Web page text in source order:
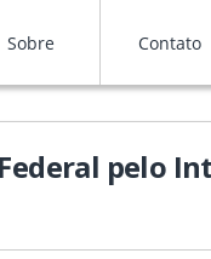
Sobre Contato
pelo